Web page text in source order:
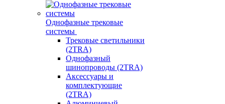
Однофазные трековые
системы
Трековые светильники
(2TRA)
Однофазный
шинопроводы (2TRA)
Аксессуары и
комплектующие
(2TRA)